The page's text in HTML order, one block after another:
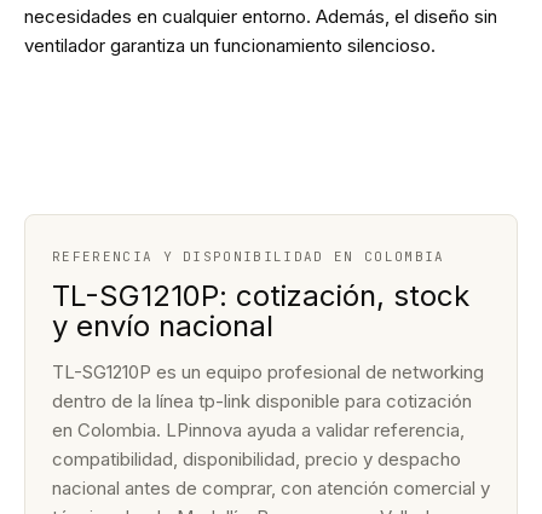
necesidades en cualquier entorno. Además, el diseño sin
ventilador garantiza un funcionamiento silencioso.
REFERENCIA Y DISPONIBILIDAD EN COLOMBIA
TL-SG1210P: cotización, stock
y envío nacional
TL-SG1210P es un equipo profesional de networking
dentro de la línea tp-link disponible para cotización
en Colombia. LPinnova ayuda a validar referencia,
compatibilidad, disponibilidad, precio y despacho
nacional antes de comprar, con atención comercial y